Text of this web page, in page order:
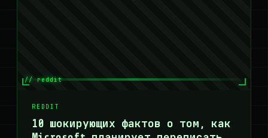
// reddit
REDDIT
10 шокирующих фактов о том, как